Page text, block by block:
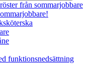
från sommarjobbare
funktionsnedsättning